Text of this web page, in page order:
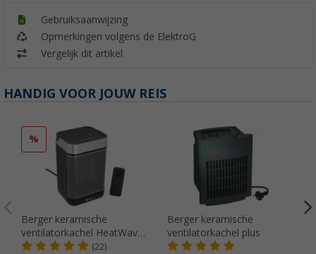
Gebruiksaanwijzing
Opmerkingen volgens de ElektroG
Vergelijk dit artikel
HANDIG VOOR JOUW REIS
%
Berger keramische
ventilatorkachel HeatWave
incl. afstandsbediening
(22)
Berger keramische
ventilatorkachel plus